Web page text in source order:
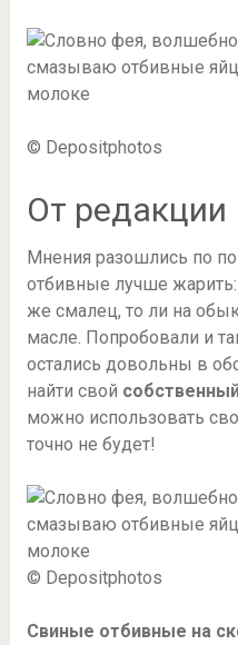
© Depositphotos
От редакции
Мнения разошлись по
отбивные лучше
же смалец, то ли на
масле. Попробовали и
остались довольны в
найти свой
можно использовать
точно не будет!
© Depositphotos
Свиные отбивные на